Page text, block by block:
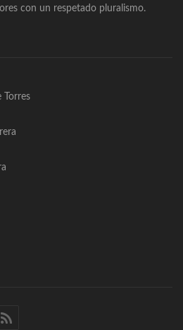
con un respetado pluralismo.
Torres